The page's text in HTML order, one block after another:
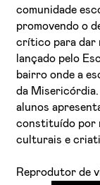
comunidade
promovendo o
crítico para dar
lançado pelo
bairro onde a
da Misericórdia.
alunos
constituído por
culturais e
Reprodutor de